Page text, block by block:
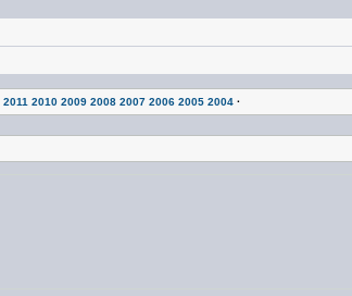
2011 2010 2009 2008 2007 2006 2005 2004·